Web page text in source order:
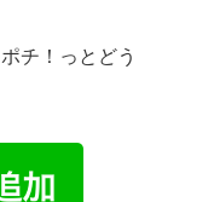
チ！っとどう